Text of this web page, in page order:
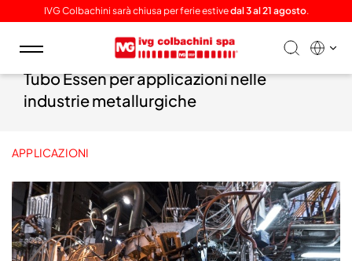
IVG Colbachini sarà chiusa per ferie estivedal 3 al 21 agosto.
Toggle
navigation
Tubo Essen per applicazioni nelle
industrie metallurgiche
APPLICAZIONI